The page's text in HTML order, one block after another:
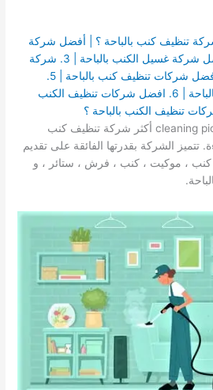
شركة تنظيف كنب بالباحة ؟ | أفضل شركة
تنظيف كنب بالباحة | 2. أفضل شركة غسيل الكنب بالباحة | 3. شركة
تنظيف الكنب بالباحة | 4. افضل شركات تنظيف كنب بالباحة | 5.
ارخص شركة تنظيف كنب بالباحة | 6. افضل شركات تنظيف الكنب
شركة رواد التنظيف cleaning pioneers أكثر شركة تنظيف كنب
تتميز الشركة بقدرتها الفائقة على تقديم
، موكيت ، كنب ، فرش ، ستائر ، و